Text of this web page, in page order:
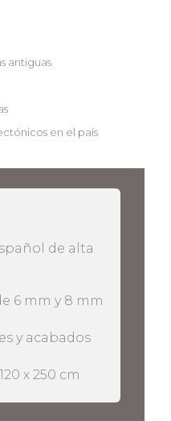
antiguas
en el país
de alta
6 mm y 8 mm
y acabados
x 250 cm